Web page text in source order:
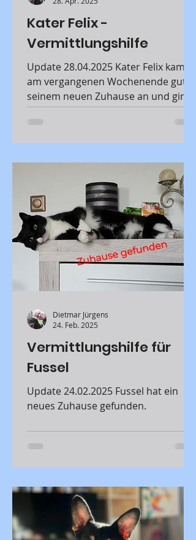
Kater Felix -
Vermittlungshilfe
Update 28.04.2025 Kater Felix kam
am vergangenen Wochenende gut in
seinem neuen Zuhause an und ging
gleich auf Kuschelkurs.😍
einem späteren Zeitpunkt.
Vermittlungshilfe für
Fussel
Update 24.02.2025 Fussel hat ein
neues Zuhause gefunden.
Dietmar Jürgens
24. Feb. 2025